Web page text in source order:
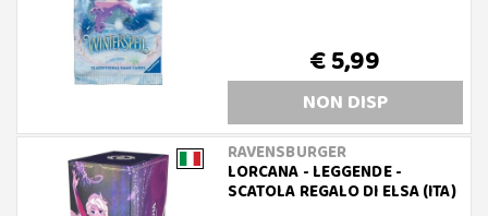
€ 5,99
NON DISP
RAVENSBURGER
LORCANA - LEGGENDE -
SCATOLA REGALO DI ELSA (ITA)